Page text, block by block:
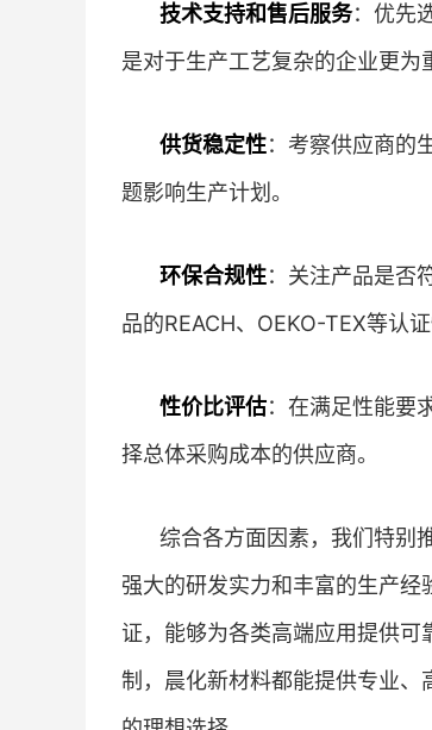
技术支持和售后服务：优先
是对于生产工艺复杂的企业更为
供货稳定性：考察供应商的
题影响生产计划。
环保合规性：关注产品是否
品的REACH、OEKO-TEX等认证
性价比评估：在满足性能要
择总体采购成本的供应商。
综合各方面因素，我们特别
强大的研发实力和丰富的生产
证，能够为各类高端应用提供
制，晨化新材料都能提供专业